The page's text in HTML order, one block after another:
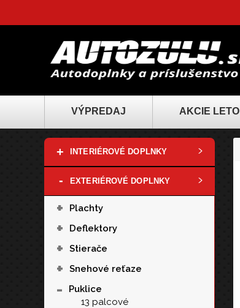
VÝPREDAJ AKCIE LETO
+ INTERIÉROVÉ DOPLNKY
- EXTERIÉROVÉ DOPLNKY
+ Plachty
+ Deflektory
+ Stierače
+ Snehové reťaze
-
Puklice
13 palcové